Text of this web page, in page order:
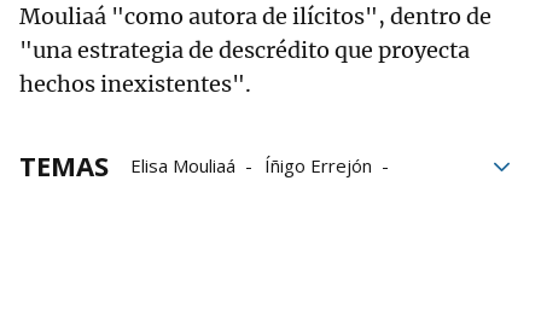
Mouliaá "como autora de ilícitos", dentro de
"una estrategia de descrédito que proyecta
hechos inexistentes".
TEMAS Elisa Mouliaá
Íñigo Errejón